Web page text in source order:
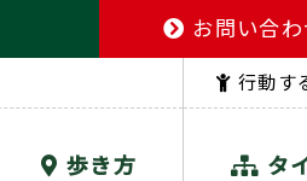
お問い合
歩き方
行動す
タ